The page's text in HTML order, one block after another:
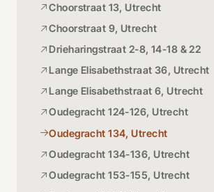
Choorstraat 13, Utrecht
Choorstraat 9, Utrecht
Drieharingstraat 2-8, 14-18 & 22
Lange Elisabethstraat 36, Utrecht
Lange Elisabethstraat 6, Utrecht
Oudegracht 124-126, Utrecht
Oudegracht 134, Utrecht
Oudegracht 134-136, Utrecht
Oudegracht 153-155, Utrecht